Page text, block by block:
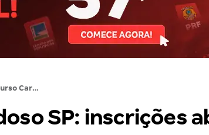
Concurso Cardoso SP: inscrições abertas. VEJA!
SP: inscrições